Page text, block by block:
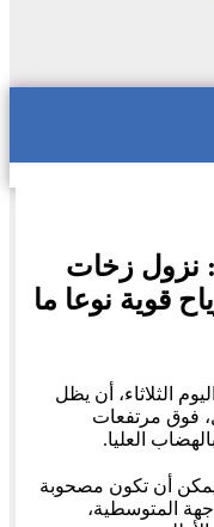
نزول زخات
قوية نوعا ما
الثلاثاء، أن يظل
فوق مرتفعات
العليا.
أن تكون مصحوبة
المتوسطية،